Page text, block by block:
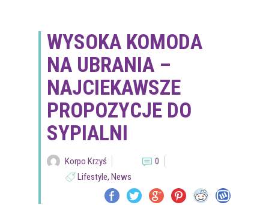
WYSOKA KOMODA
NA UBRANIA –
NAJCIEKAWSZE
PROPOZYCJE DO
SYPIALNI
Korpo Krzyś
0
Lifestyle, News